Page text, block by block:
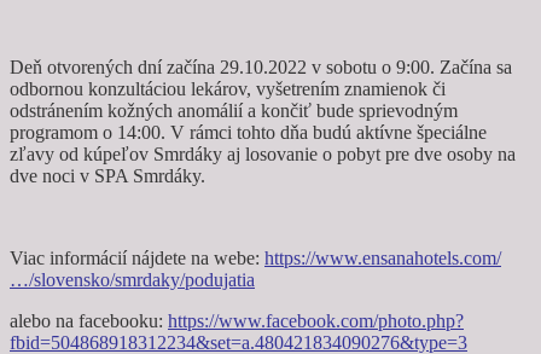
Deň otvorených dní začína 29.10.2022 v sobotu o 9:00. Začína sa
odbornou konzultáciou lekárov, vyšetrením znamienok či
odstránením kožných anomálií a končiť bude sprievodným
programom o 14:00. V rámci tohto dňa budú aktívne špeciálne
zľavy od kúpeľov Smrdáky aj losovanie o pobyt pre dve osoby na
dve noci v SPA Smrdáky.
Viac informácií nájdete na webe: https://www.ensanahotels.com/
…/slovensko/smrdaky/podujatia
alebo na facebooku: https://www.facebook.com/photo.php?
fbid=504868918312234&set=a.480421834090276&type=3